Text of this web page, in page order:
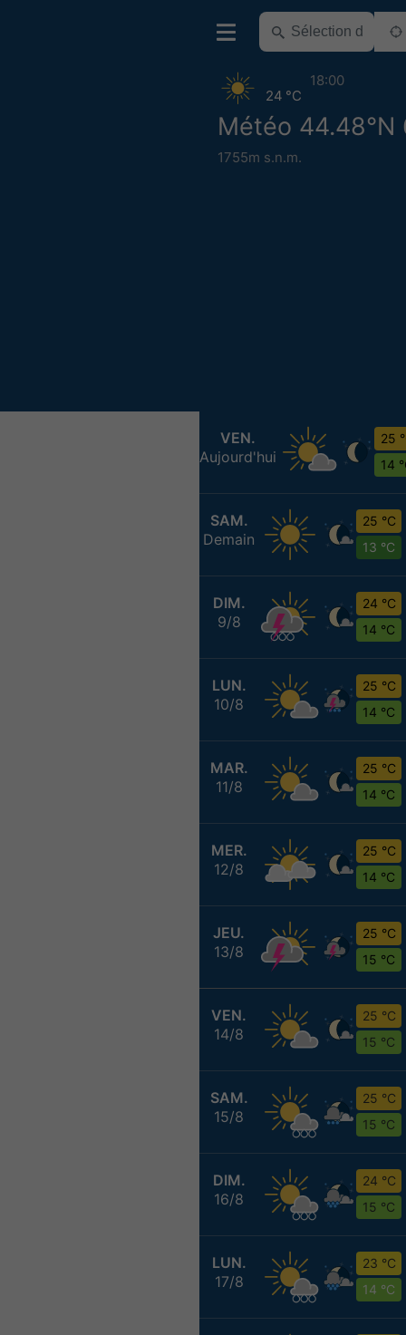
Météo 44.48°N
1755m s.n.m.
24 °C
18:00
VEN.
Aujourd'hui
25
14
SAM.
Demain
25 °C
13 °C
DIM.
9/8
24 °C
14 °C
LUN.
10/8
25 °C
14 °C
MAR.
11/8
25 °C
14 °C
MER.
12/8
25 °C
14 °C
JEU.
13/8
25 °C
15 °C
VEN.
14/8
25 °C
15 °C
SAM.
15/8
25 °C
15 °C
DIM.
16/8
24 °C
15 °C
LUN.
17/8
23 °C
14 °C